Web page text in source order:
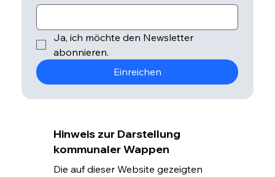
Ja, ich möchte den Newsletter
abonnieren.
Einreichen
Hinweis zur Darstellung
kommunaler Wappen
Die auf dieser Website gezeigten